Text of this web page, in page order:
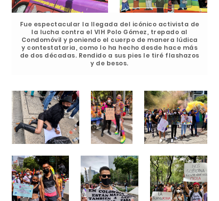
Fue espectacular la llegada del icónico activista de
la lucha contra el VIH Polo Gómez, trepado al
Condomóvil y poniendo el cuerpo de manera lúdica
y contestataria, como lo ha hecho desde hace más
de dos décadas. Rendido a sus pies le tiré flashazos
y de besos.